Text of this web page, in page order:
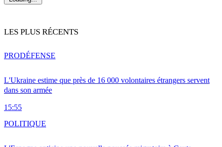
LES PLUS RÉCENTS
L'Ukraine estime que près de 16 000 volontaires étrangers servent
dans son armée
15:55
PRODÉFENSE
POLITIQUE